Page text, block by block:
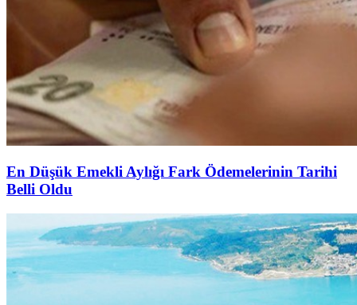
En Düşük Emekli Aylığı Fark Ödemelerinin Tarihi
Belli Oldu